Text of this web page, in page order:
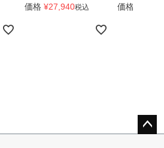
価格 ¥27,940税込 価格